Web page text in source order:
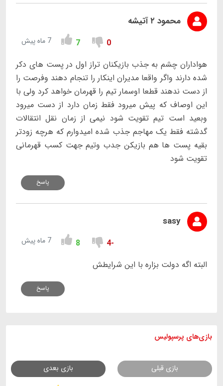
محمود ۲ آتیشه
0
7 7 ماه پیش
هواداران چشم به جذب بازیکنان تراز اول در پست های دکر
شده دارند واگر واقعا مدیران اینکار را تنجام دهند وفرصت را
از دست ندهند قطعا اوسمار تیم را قهرمان خواهد کرد ولی با
این اوصاف که پیش میرود فقط زمان دارد از دست میرود
وبعید است تیم تقویت شود نیمی از زمان نقل انتقالات
گدشته فقط یک مهاجم جذب شده امیدوارم که هرچه زودتر
بقیه پست ها هم بازیکن جدب وتیم جهت کسب قهرمانی
تقویت شود
پاسخ
sasy
-4
8 7 ماه پیش
البته اگه دولت بزاره با این شرایطش
پاسخ
بازی های پرسپولیس
بازی قبلی بازی بعدی